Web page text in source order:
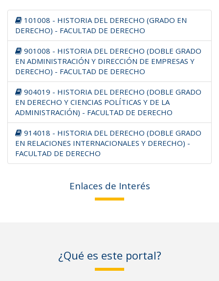
101008 - HISTORIA DEL DERECHO (GRADO EN
DERECHO) - FACULTAD DE DERECHO
901008 - HISTORIA DEL DERECHO (DOBLE GRADO
EN ADMINISTRACIÓN Y DIRECCIÓN DE EMPRESAS Y
DERECHO) - FACULTAD DE DERECHO
904019 - HISTORIA DEL DERECHO (DOBLE GRADO
EN DERECHO Y CIENCIAS POLÍTICAS Y DE LA
ADMINISTRACIÓN) - FACULTAD DE DERECHO
914018 - HISTORIA DEL DERECHO (DOBLE GRADO
EN RELACIONES INTERNACIONALES Y DERECHO) -
FACULTAD DE DERECHO
Enlaces de Interés
¿Qué es este portal?